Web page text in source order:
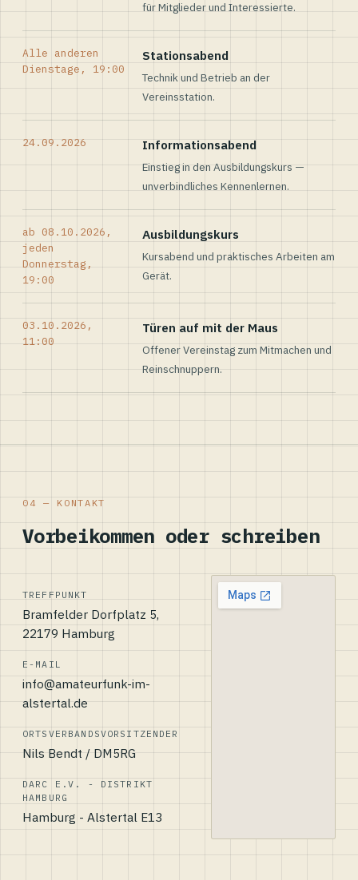
für Mitglieder und Interessierte.
Alle anderen
Dienstage, 19:00
Stationsabend
Technik und Betrieb an der
Vereinsstation.
24.09.2026 Informationsabend
Einstieg in den Ausbildungskurs —
unverbindliches Kennenlernen.
ab 08.10.2026,
jeden
Donnerstag,
19:00
Ausbildungskurs
Kursabend und praktisches Arbeiten am
Gerät.
03.10.2026,
11:00
Türen auf mit der Maus
Offener Vereinstag zum Mitmachen und
Reinschnuppern.
04 — KONTAKT
Vorbeikommen oder schreiben
TREFFPUNKT
Bramfelder Dorfplatz 5,
22179 Hamburg
E-MAIL
info@amateurfunk-im-
alstertal.de
ORTSVERBANDSVORSITZENDER
Nils Bendt / DM5RG
DARC E.V. - DISTRIKT
HAMBURG
Hamburg - Alstertal E13